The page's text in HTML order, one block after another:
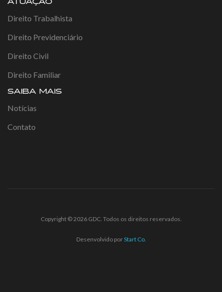
Direito Trabalhista
Direito Previdenciário
Direito Civil
Direito Familiar
SAIBA MAIS
Notícias
Contato
Copyright © 2026 GDC. Todos os direitos reservados.
Desenvolvido porStart Co.